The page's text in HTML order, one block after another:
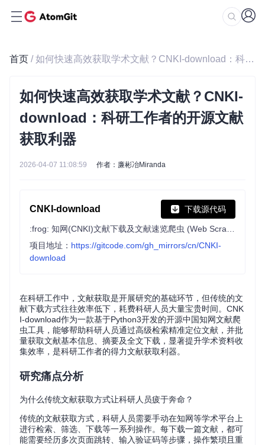
首页 / 如何快速高效获取学术文献？CNKI-download：科研工作者的开源文献获取利器
如何快速高效获取学术文献？CNKI-
download：科研工作者的开源文献
获取利器
2026-04-07 11:08:59 作者：廉彬冶Miranda
CNKI-download 下载源代码
项目地址： https://gitcode.com/gh_mirrors/cn/CNKI-
download
在科研工作中，文献获取是开展研究的基础环节，但传统的文
献下载方式往往效率低下，耗费科研人员大量宝贵时间。CNK
I-download作为一款基于Python3开发的开源中国知网文献爬
虫工具，能够帮助科研人员通过高级检索精准定位文献，并批
量获取文献基本信息、摘要及全文下载，显著提升学术资料收
集效率，是科研工作者的得力文献获取利器。
研究痛点分析
为什么传统文献获取方式让科研人员疲于奔命？
传统的文献获取方式，科研人员需要手动在知网等学术平台上
进行检索、筛选、下载等一系列操作。每下载一篇文献，都可
能需要经历多次页面跳转、输入验证码等步骤，操作繁琐且重